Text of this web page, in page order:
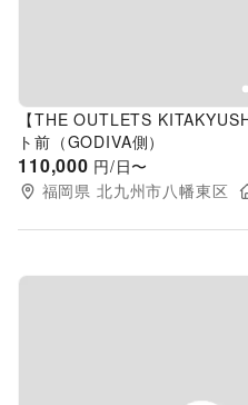
【THE OUTLETS
ト前（GODIVA側）
110,000 円/日〜
福岡県 北九州市八幡東区